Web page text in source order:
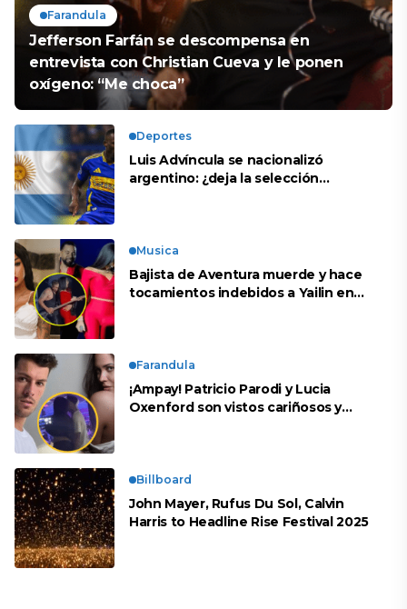
Farandula
Jefferson Farfán se descompensa en
entrevista con Christian Cueva y le ponen
oxígeno: “Me choca”
Deportes
Luis Advíncula se nacionalizó
argentino: ¿deja la selección
Musica
Bajista de Aventura muerde y hace
tocamientos indebidos a Yailin en
Farandula
¡Ampay! Patricio Parodi y Lucia
Oxenford son vistos cariñosos y
Billboard
John Mayer, Rufus Du Sol, Calvin
Harris to Headline Rise Festival 2025